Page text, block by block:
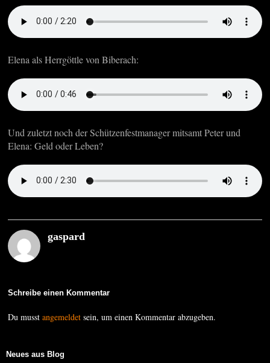
Elena als Herrgöttle von Biberach:
Und zuletzt noch der Schützenfestmanager mitsamt Peter und
Elena: Geld oder Leben?
gaspard
Schreibe einen Kommentar
Du musstangemeldet sein, um einen Kommentar abzugeben.
Neues aus Blog